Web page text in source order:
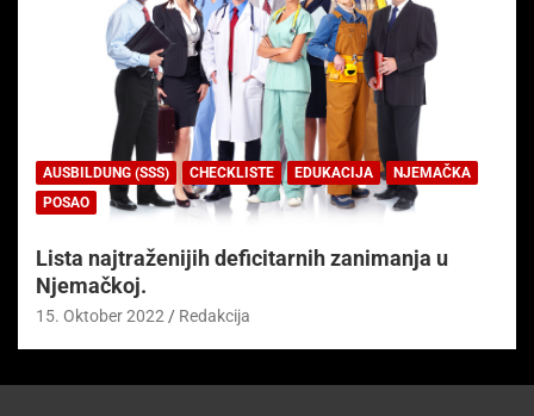
AUSBILDUNG (SSS) CHECKLISTE EDUKACIJA
NJEMAČKA
POSAO
Lista najtraženijih deficitarnih zanimanja u
Njemačkoj.
15. Oktober 2022 Redakcija